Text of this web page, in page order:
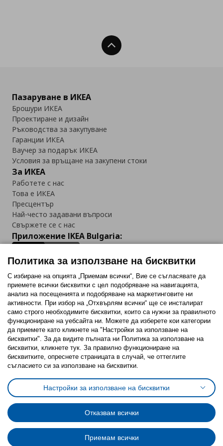
Нагоре
Пазаруване в ИКЕА
Брошури ИКЕА
Проектиране и дизайн
Ръководства за закупуване
Гаранции ИКЕА
Ваучер за подарък ИКЕА
Условия за връщане на закупени стоки
За ИКЕА
Работете с нас
Това е ИКЕА
Пресцентър
Най-често задавани въпроси
Свържете се с нас
Приложение IKEA Bulgaria:
Последвайте ни:
FacebookTwitterYoutubePinterestInstagram
Политика за използване на бисквитки (Cookies)
Избор на настройки за използване на бисквитки
Условия за ползване на ikea.bgОбща политика за личните данни
Политика за защита на личните данни на ikea.bg
Общи условия на програма IKEA Family
Политика за защита на лични данни на програма IKEA Family
Политика за използване на бисквитки
С избиране на опцията „Приемам всички“, Вие се съгласявате да
приемете всички бисквитки с цел подобряване на навигацията,
анализ на посещенията и подобряване на маркетинговите ни
активности. При избор на „Отхвърлям всички“ ще се инсталират
само строго необходимитe бисквитки, които са нужни за правилното
функциониране на уебсайта ни. Можете да изберете кои категории
да приемете като кликнете на "Настройки за използване на
бисквитки". За да видите пълната ни Политика за използване на
бисквитки, кликнете тук. За правилно функциониране на
бисквитките, опреснете страницата в случай, че оттеглите
съгласието си за използване на бисквитки.
Настройки за използване на бисквитки
Отказвам всички
Приемам всички